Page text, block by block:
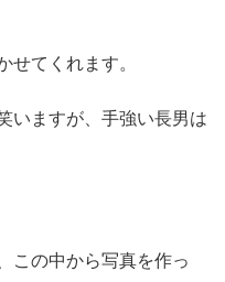
せてくれます。
いますが、手強い長男は
この中から写真を作っ